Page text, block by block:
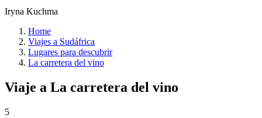
Iryna Kuchma
Home
Viajes a Sudáfrica
Lugares para descubrir
La carretera del vino
Viaje a La carretera del vino
5